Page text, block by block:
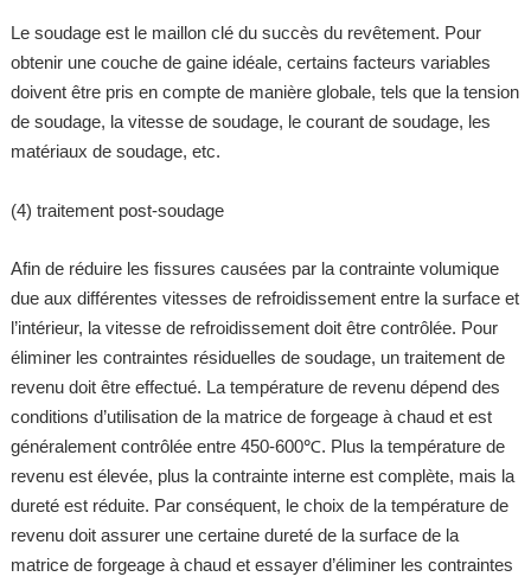
Le soudage est le maillon clé du succès du revêtement. Pour
obtenir une couche de gaine idéale, certains facteurs variables
doivent être pris en compte de manière globale, tels que la tension
de soudage, la vitesse de soudage, le courant de soudage, les
matériaux de soudage, etc.
(4) traitement post-soudage
Afin de réduire les fissures causées par la contrainte volumique
due aux différentes vitesses de refroidissement entre la surface et
l’intérieur, la vitesse de refroidissement doit être contrôlée. Pour
éliminer les contraintes résiduelles de soudage, un traitement de
revenu doit être effectué. La température de revenu dépend des
conditions d’utilisation de la matrice de forgeage à chaud et est
généralement contrôlée entre 450-600℃. Plus la température de
revenu est élevée, plus la contrainte interne est complète, mais la
dureté est réduite. Par conséquent, le choix de la température de
revenu doit assurer une certaine dureté de la surface de la
matrice de forgeage à chaud et essayer d’éliminer les contraintes